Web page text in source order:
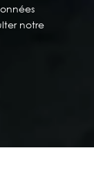
notre